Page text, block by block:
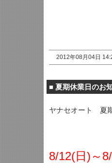
2012年08月04日
■ 夏期休業日のお
ヤナセオート 夏
8/12(日)～